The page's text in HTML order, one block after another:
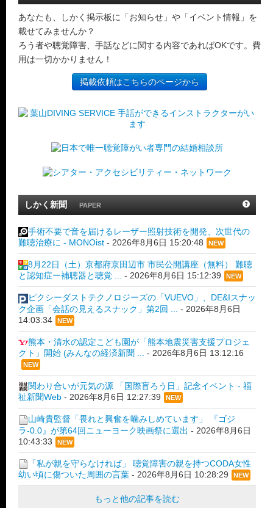
あなたも、しかく掲示板に「お知らせ」や「イベント情報」を
載せてみませんか？
ろう者や聴覚障害、手話などに関する内容であればOKです。費
用は一切かかりません！
掲載依頼はこちらのページから
しかく新聞 PAPER
手術不要で音を届けるレーザー照射技術を開発、次世代の
難聴治療に - MONOist - 2026年8月6日 15:20:48 NEW
8月22日（土）京都府京田辺市 市民公開講座（無料） 難聴
と認知症ー補聴器と聴覚 ... - 2026年8月6日 15:12:39 NEW
ピクシーダストテクノロジーズの「VUEVO」、DE&Iスナッ
ク企画「会話の見えるスナック」第2回 ...
- 2026年8月6日
14:03:34
NEW
熊本・清水の認定こども園が「熊本地震災害支援プロジェ
クト」開始 (みんなの経済新聞 ...
- 2026年8月6日 13:12:16
NEW
関わり合いが元気の源 「国際盲ろう日」記念イベント - 福
祉新聞Web - 2026年8月6日 12:27:39 NEW
山崎貴監督「畏れと興奮を噛みしめています」 『ゴジ
ラ-0.0』が第64回ニューヨーク映画祭に選出 - 2026年8月6日
10:43:33
NEW
「私が親を守らなければ」 聴覚障害の親を持つCODA女性
幼い頃に傷ついた周囲の言葉 - 2026年8月6日 10:28:29 NEW
もっと他の記事を読む